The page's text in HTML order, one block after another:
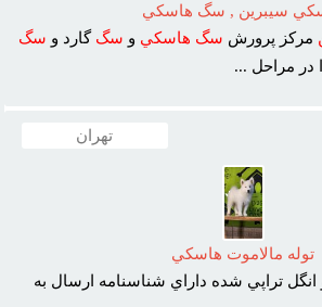
سيبرين , سگ هاسکي
مرکز پرورش سگ هاسکي و سگ گارد و سگ
در مراحل ...
تهران
توله مالاموت هاسکي
تراپي شده داراي شناسنامه ارسال به